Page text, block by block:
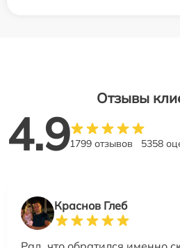
Отзывы
4.91799 отзывов 5358
Краснов Глеб